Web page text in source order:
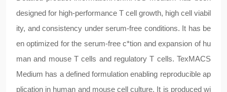
designed for high-performance T cell growth, high cell viabil
ity, and consistency under serum-free conditions. It has be
en optimized for the serum-free c*tion and expansion of hu
man and mouse T cells and regulatory T cells. TexMACS
Medium has a defined formulation enabling reproducible ap
plication in human and mouse cell culture. It is produced wi